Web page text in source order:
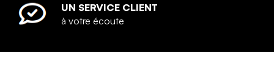
UN SERVICE CLIENT
à votre écoute